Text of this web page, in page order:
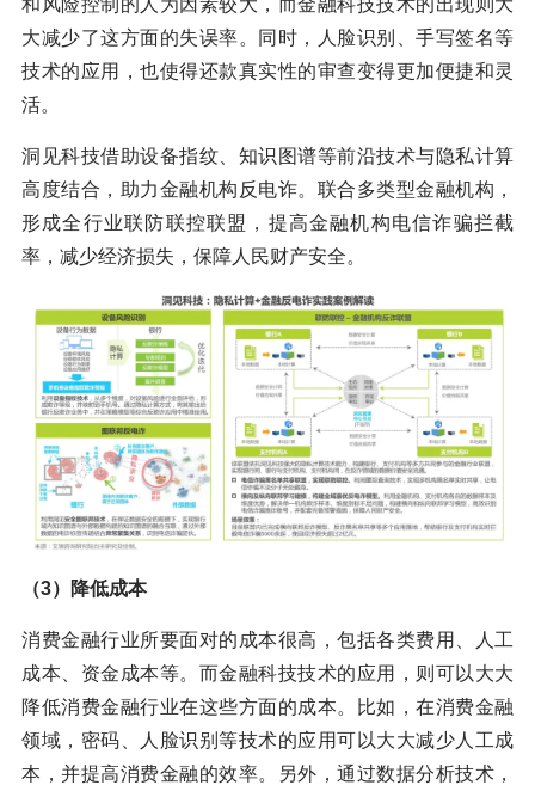
大减少了这方面的失误率。同时，人脸识别、手写签名等
技术的应用，也使得还款真实性的审查变得更加便捷和灵
活。
洞见科技借助设备指纹、知识图谱等前沿技术与隐私计算
高度结合，助力金融机构反电诈。联合多类型金融机构，
形成全行业联防联控联盟，提高金融机构电信诈骗拦截
率，减少经济损失，保障人民财产安全。
（3）降低成本
消费金融行业所要面对的成本很高，包括各类费用、人工
成本、资金成本等。而金融科技技术的应用，则可以大大
降低消费金融行业在这些方面的成本。比如，在消费金融
领域，密码、人脸识别等技术的应用可以大大减少人工成
本，并提高消费金融的效率。另外，通过数据分析技术，